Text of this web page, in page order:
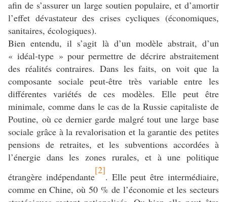
afin de s’assurer un large soutien populaire, et d’amortir
l’effet dévastateur des crises cycliques (économiques,
sanitaires, écologiques).
Bien entendu, il s’agit là d’un modèle abstrait, d’un
« idéal-type » pour permettre de décrire abstraitement
des réalités contraires. Dans les faits, on voit que la
composante sociale peut-être très variable entre les
différentes variétés de ces modèles. Elle peut être
minimale, comme dans le cas de la Russie capitaliste de
Poutine, où ce dernier garde malgré tout une large base
sociale grâce à la revalorisation et la garantie des petites
pensions de retraites, et les subventions accordées à
l’énergie dans les zones rurales, et à une politique
étrangère indépendante
[2]
. Elle peut être intermédiaire,
comme en Chine, où 50 % de l’économie et les secteurs